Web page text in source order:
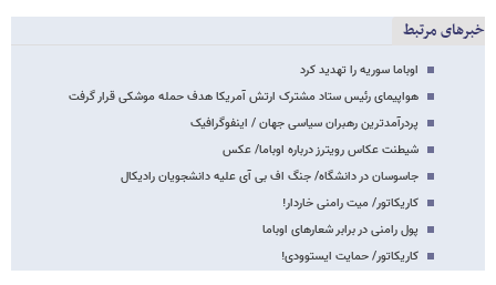
خبرهای مرتبط
اوباما سوریه را تهدید کرد
هواپیمای رئیس ستاد مشترک ارتش آمریکا هدف حمله موشکی قرار گرفت
پردرآمدترین رهبران سیاسی جهان / اینفوگرافیک
شیطنت عکاس رویترز درباره اوباما/ عکس
جاسوسان در دانشگاه/ جنگ اف بی آی علیه دانشجویان رادیکال
کاریکاتور/ میت رامنی خاردار!
پول رامنی در برابر شعارهای اوباما
کاریکاتور/ حمایت ایستوودی!